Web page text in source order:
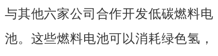
与其他六家公司合作开发低碳燃料电
池。这些燃料电池可以消耗绿色氢，